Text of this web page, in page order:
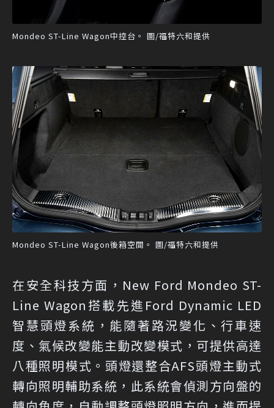
Mondeo ST-Line Wagon中控台。 圖/福特六和提供
Mondeo ST-Line Wagon後箱空間。 圖/福特六和提供
在安全科技方面，New Ford Mondeo ST-
Line Wagon搭載先進Ford Dynamic LED
智慧頭燈系統，能隨著路況變化、行車速
度、氣候改變能主動改變模式，可提供高達
八種照明模式。頭燈還整合AFS頭燈主動式
轉向照明輔助系統，此系統會偵測方向盤的